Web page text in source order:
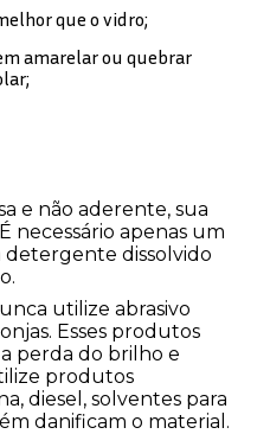
que o vidro;
e não aderente, sua
necessário apenas um
dissolvido
utilize abrasivo
Esses produtos
perda do brilho e
produtos
diesel, solventes para
danificam o material.